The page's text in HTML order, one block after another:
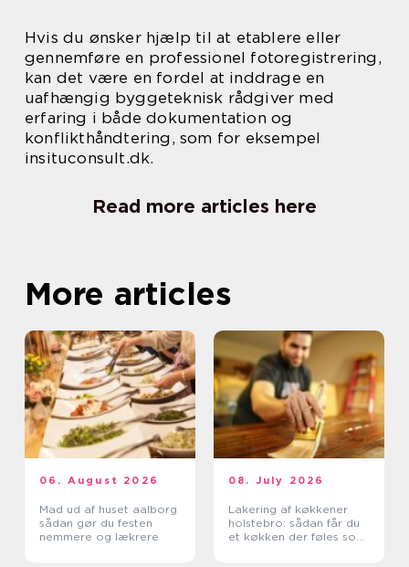
Hvis du ønsker hjælp til at etablere eller
gennemføre en professionel fotoregistrering,
kan det være en fordel at inddrage en
uafhængig byggeteknisk rådgiver med
erfaring i både dokumentation og
konflikthåndtering, som for eksempel
insituconsult.dk.
Read more articles here
More articles
06. August 2026
Mad ud af huset aalborg
sådan gør du festen
nemmere og lækrere
08. July 2026
Lakering af køkkener
holstebro: sådan får du
et køkken der føles som